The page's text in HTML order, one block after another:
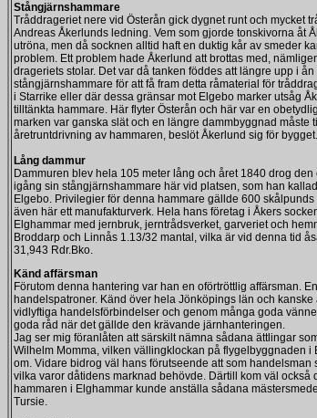
Stångjärnshammare
Tråddrageriet nere vid Österån gick dygnet runt och mycket
Andreas Åkerlunds ledning. Vem som gjorde tonskivorna åt
utröna, men då socknen alltid haft en duktig kår av smeder
problem. Ett problem hade Åkerlund att brottas med,
drageriets stolar. Det var då tanken föddes att längre upp i
stångjärnshammare för att få fram detta råmaterial för
i Starrike eller där dessa gränsar mot Elgebo marker utsåg
tilltänkta hammare. Här flyter Österån och här var en
marken var ganska slät och en längre dammbyggnad måste
åretruntdrivning av hammaren, beslöt Åkerlund sig för bygget.
Lång dammur
Dammuren blev hela 105 meter lång och året 1840 drog
igång sin stångjärnshammare här vid platsen, som han
Elgebo. Privilegier för denna hammare gällde 600
även här ett manufakturverk. Hela hans företag i Åkers
Elghammar med jernbruk, jerntrådsverket, garveriet och
Broddarp och Linnås 1.13/32 mantal, vilka är vid denna tid
31,943 Rdr.Bko.
Känd affärsman
Förutom denna hantering var han en oförtröttlig affärsman.
handelspatroner. Känd över hela Jönköpings län och
vidlyftiga handelsförbindelser och genom många goda
goda råd när det gällde den krävande järnhanteringen.
Jag ser mig föranlåten att särskilt nämna sådana ättlingar
Wilhelm Momma, vilken vällingklockan på flygelbyggnaden i
om. Vidare bidrog väl hans förutseende att som handelsman
vilka varor dåtidens marknad behövde. Därtill kom väl också
hammaren i Elghammar kunde anställa sådana
Tursie.